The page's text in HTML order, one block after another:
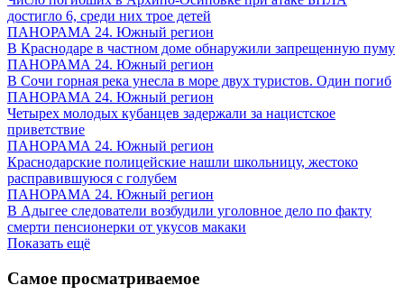
достигло 6, среди них трое детей
ПАНОРАМА 24. Южный регион
В Краснодаре в частном доме обнаружили запрещенную пуму
ПАНОРАМА 24. Южный регион
В Сочи горная река унесла в море двух туристов. Один погиб
ПАНОРАМА 24. Южный регион
Четырех молодых кубанцев задержали за нацистское
приветствие
ПАНОРАМА 24. Южный регион
Краснодарские полицейские нашли школьницу, жестоко
расправившуюся с голубем
ПАНОРАМА 24. Южный регион
В Адыгее следователи возбудили уголовное дело по факту
смерти пенсионерки от укусов макаки
Показать ещё
Самое просматриваемое